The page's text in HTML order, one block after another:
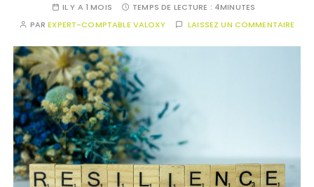
IL Y A 1 MOIS TEMPS DE LECTURE : 4MINUTES
PAREXPERT-COMPTABLE VALOXY LAISSEZ UN COMMENTAIRE